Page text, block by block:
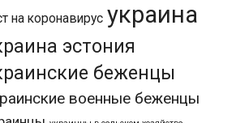
на коронавирус украина
эстония
беженцы
военные беженцы